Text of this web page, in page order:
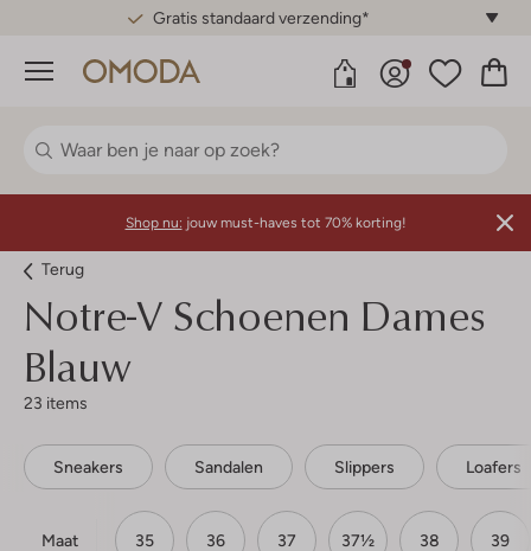
Gratis standaard verzending*
Menu
Shop nu: jouw must-haves tot 70% korting!
Terug
Notre-V Schoenen Dames
Blauw
23 items
Sneakers Sandalen Slippers Loafers
Maat 35 36 37 37½ 38 39